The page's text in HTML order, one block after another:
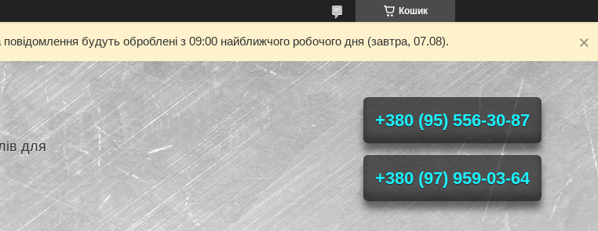
Кошик
будуть оброблені з 09:00 найближчого робочого дня (завтра, 07.08).
для
+380 (95) 556-30-87
+380 (97) 959-03-64